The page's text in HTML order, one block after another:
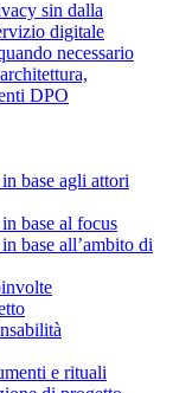
sin dalla
digitale
necessario
DPO
base agli attori
base al focus
base all’ambito di
e rituali